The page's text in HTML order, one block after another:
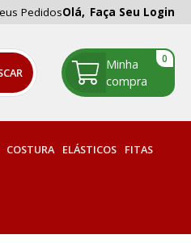
PedidosOlá, Faça Seu Login
COSTURA ELÁSTICOS FITAS
0